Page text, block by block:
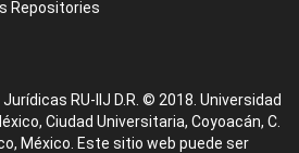
Repositories
RU-IIJ D.R. © 2018. Universidad
Ciudad Universitaria, Coyoacán, C.
México. Este sitio web puede ser